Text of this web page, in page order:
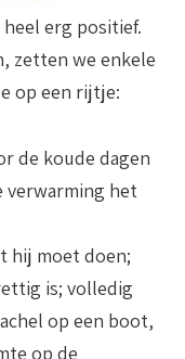
erg positief.
zetten we enkele
op een rijtje:
de koude dagen
verwarming het
hij moet doen;
is; volledig
op een boot,
op de